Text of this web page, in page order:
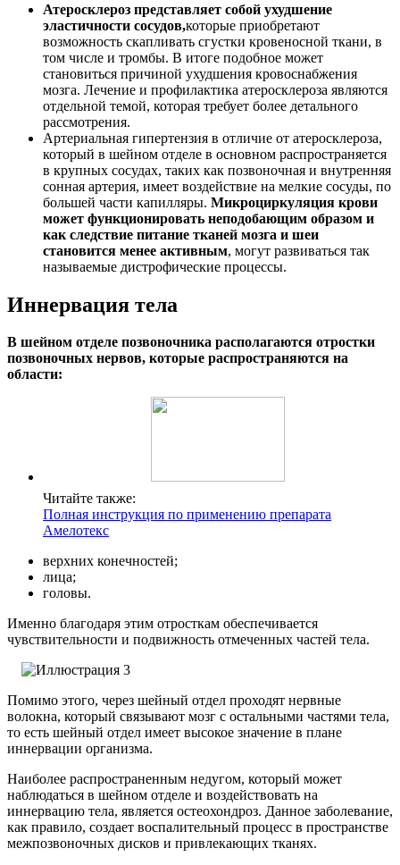
Атеросклероз представляет собой ухудшение
эластичности сосудов,которые приобретают
возможность скапливать сгустки кровеносной ткани, в
том числе и тромбы. В итоге подобное может
становиться причиной ухудшения кровоснабжения
мозга. Лечение и профилактика атеросклероза являются
отдельной темой, которая требует более детального
рассмотрения.
Артериальная гипертензия в отличие от атеросклероза,
который в шейном отделе в основном распространяется
в крупных сосудах, таких как позвоночная и внутренняя
сонная артерия, имеет воздействие на мелкие сосуды, по
большей части капилляры. Микроциркуляция крови
может функционировать неподобающим образом и
как следствие питание тканей мозга и шеи
становится менее активным, могут развиваться так
называемые дистрофические процессы.
Иннервация тела
В шейном отделе позвоночника располагаются отростки
позвоночных нервов, которые распространяются на
области:
Читайте также:
Полная инструкция по применению препарата
Амелотекс
верхних конечностей;
лица;
головы.
Именно благодаря этим отросткам обеспечивается
чувствительности и подвижность отмеченных частей тела.
Помимо этого, через шейный отдел проходят нервные
волокна, который связывают мозг с остальными частями тела,
то есть шейный отдел имеет высокое значение в плане
иннервации организма.
Наиболее распространенным недугом, который может
наблюдаться в шейном отделе и воздействовать на
иннервацию тела, является остеохондроз. Данное заболевание,
как правило, создает воспалительный процесс в пространстве
межпозвоночных дисков и привлекающих тканях.